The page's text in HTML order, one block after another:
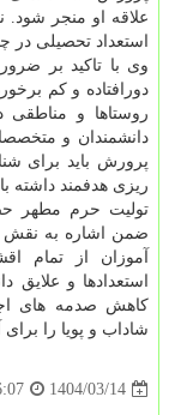
علاقه او منجر
استعداد تحصیلی در
وی با تاکید بر
دورافتاده و کم
روستاها و مناطقی
دانشمندان و
پرورش باید برای
ریزی هدفمند داشته
تولیت حرم مطهر
ضمن اشاره به نقش
آموزان از تمام
استعدادها و علایق
کاهش صدمه های
شاداب و پویا را
1404/03/14